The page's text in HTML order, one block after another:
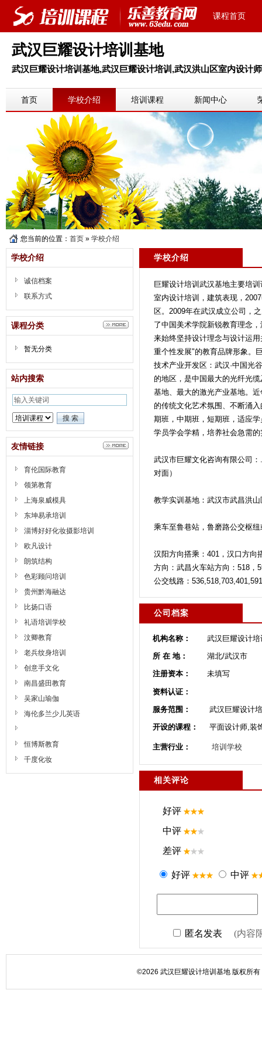
课程首页
武汉巨耀设计培训基地
武汉巨耀设计培训基地,武汉巨耀设计培训,武汉洪山区室内设计
首页 学校介绍 培训课程 新闻中心
您当前的位置： 首页 » 学校介绍
学校介绍
诚信档案
联系方式
课程分类
暂无分类
站内搜索
友情链接
育伦国际教育
领第教育
上海泉威模具
东坤易承培训
淄博好好化妆摄影培训
欧凡设计
朗筑结构
色彩顾问培训
贵州黔海融达
比扬口语
礼语培训学校
汶卿教育
老兵纹身培训
创意手文化
南昌盛田教育
吴家山瑜伽
海伦多兰少儿英语
恒博斯教育
千度化妆
学校介绍
巨耀设计培训武汉基地主要培
室内设计培训，建筑表现，
区。2009年在武汉成立公司，
了中国美术学院新锐教育理念
来始终坚持设计理念与设计运
重个性发展"的教育品牌形象。
技术产业开发区：武汉·中国光
的地区，是中国最大的光纤光
基地、最大的激光产业基地。
的传统文化艺术氛围、不断涌
期班，中期班，短期班，适应
学员学会学精，培养社会急需
武汉市巨耀文化咨询有限公司
对面）
教学实训基地：武汉市武昌洪
乘车至鲁巷站，鲁磨路公交枢
汉阳方向搭乘：401，汉口方向
方向：武昌火车站方向：518，
公交线路：
公司档案
机构名称：
武汉巨耀设计培
所 在 地：
湖北/武汉市
注册资本：
未填写
资料认证：
服务范围：
武汉巨耀设计
开设的课程：
平面设计师,装
主营行业： 培训学校
相关评论
©2026 武汉巨耀设计培训基地 版权所